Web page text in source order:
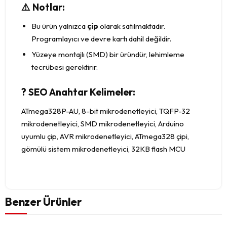
⚠️ Notlar:
Bu ürün yalnızca çip olarak satılmaktadır.
Programlayıcı ve devre kartı dahil değildir.
Yüzeye montajlı (SMD) bir üründür, lehimleme
tecrübesi gerektirir.
? SEO Anahtar Kelimeler:
ATmega328P-AU, 8-bit mikrodenetleyici, TQFP-32
mikrodenetleyici, SMD mikrodenetleyici, Arduino
uyumlu çip, AVR mikrodenetleyici, ATmega328 çipi,
gömülü sistem mikrodenetleyici, 32KB flash MCU
Benzer Ürünler